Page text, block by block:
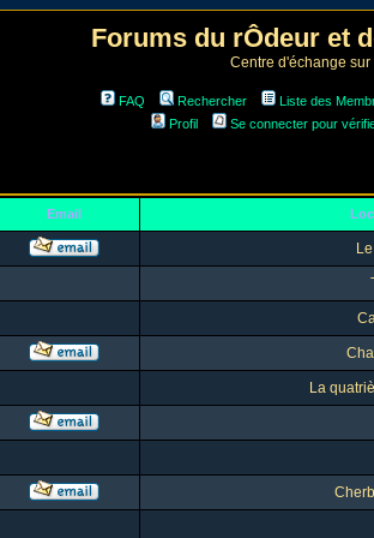
Forums du rÔdeur et
Centre d'échange
FAQ Rechercher Liste des
Profil
Se connecter pour
Email
La